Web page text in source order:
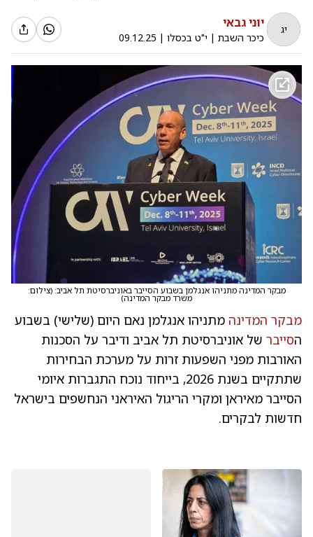
יג יוני גבאי
כיכר השבת | י"ט בכסלו |
09.12.25
מבקר המדינה מתניהו אנגלמן בשבוע הסייבר באוניברסיטת תל אביב: (צילום:
משרד מבקר המדינה)
מבקר המדינה מתניהו אנגלמן נאם היום (שלישי) בשבוע
הסייבר של אוניברסיטת תל אביב ודיבר על הסכנות
האורבות מפני השפעות זרות על מערכת הבחירות
שתתקיים בשנת 2026, בייחוד נוכח התגברות איומי
הסייבר מאיראן ומקרי הריגול האיראני הנחשפים בישראל
חדשות לבקרים.